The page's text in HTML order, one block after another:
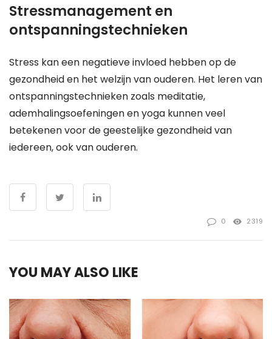
Stressmanagement en
ontspanningstechnieken
Stress kan een negatieve invloed hebben op de
gezondheid en het welzijn van ouderen. Het leren van
ontspanningstechnieken zoals meditatie,
ademhalingsoefeningen en yoga kunnen veel
betekenen voor de geestelijke gezondheid van
iedereen, ook van ouderen.
0 2319
YOU MAY ALSO LIKE